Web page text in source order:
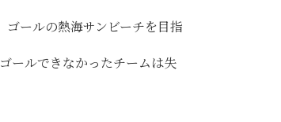
ールの熱海サンビーチを目指
ールできなかったチームは失